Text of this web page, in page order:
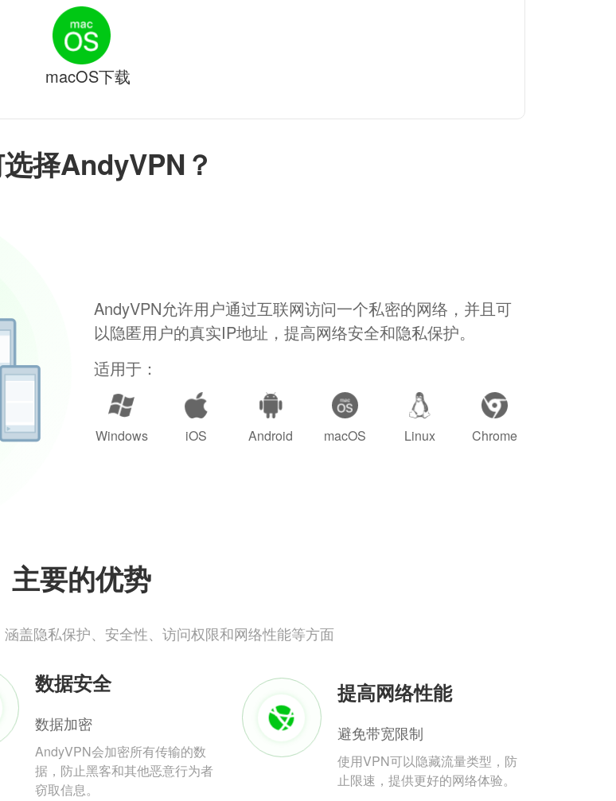
择AndyVPN？
AndyVPN允许用户通过互联网访问一个私密的网络，并且可
以隐匿用户的真实IP地址，提高网络安全和隐私保护。
适用于：
Windows iOS Android macOS Linux Chrome
主要的优势
盖隐私保护、安全性、访问权限和网络性能等方面
数据安全
数据加密
AndyVPN会加密所有传输的数
据，防止黑客和其他恶意行为者
窃取信息。
提高网络性能
避免带宽限制
使用VPN可以隐藏流量类型，防
止限速，提供更好的网络体验。
macOS下载